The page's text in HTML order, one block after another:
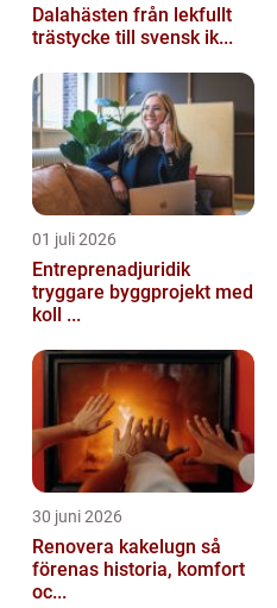
Dalahästen från lekfullt
trästycke till svensk ik...
01 juli 2026
Entreprenadjuridik
tryggare byggprojekt med
koll ...
30 juni 2026
Renovera kakelugn så
förenas historia, komfort
oc...